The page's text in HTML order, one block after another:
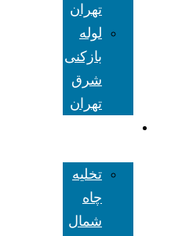
تهران
لوله
بازکنی
شرق
تهران
تخلیه
چاه
شمال